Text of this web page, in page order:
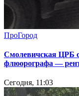
ПроГород
Смолевичская ЦРБ
флюорографа —
Сегодня, 11:03